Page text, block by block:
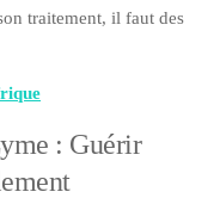
traitement, il faut des
: Guérir